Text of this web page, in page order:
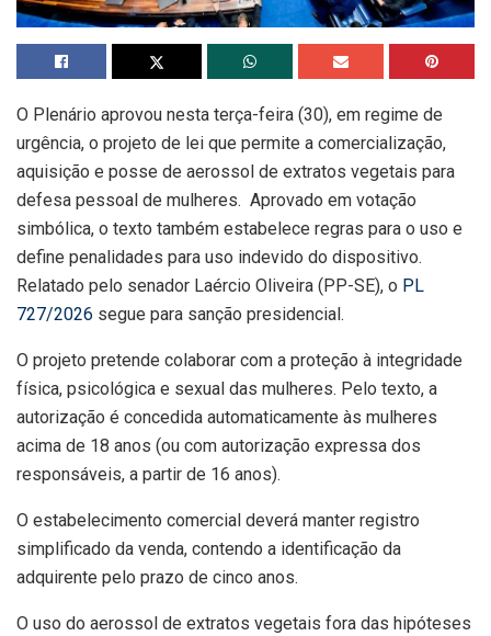
O Plenário aprovou nesta terça-feira (30), em regime de
urgência, o projeto de lei que permite a comercialização,
aquisição e posse de aerossol de extratos vegetais para
defesa pessoal de mulheres. Aprovado em votação
simbólica, o texto também estabelece regras para o uso e
define penalidades para uso indevido do dispositivo.
Relatado pelo senador Laércio Oliveira (PP-SE), o PL
727/2026 segue para sanção presidencial.
O projeto pretende colaborar com a proteção à integridade
física, psicológica e sexual das mulheres. Pelo texto, a
autorização é concedida automaticamente às mulheres
acima de 18 anos (ou com autorização expressa dos
responsáveis, a partir de 16 anos).
O estabelecimento comercial deverá manter registro
simplificado da venda, contendo a identificação da
adquirente pelo prazo de cinco anos.
O uso do aerossol de extratos vegetais fora das hipóteses